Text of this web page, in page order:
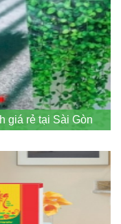
giá rẻ tại Sài Gòn